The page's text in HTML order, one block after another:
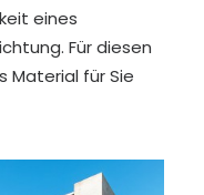
eines
Für diesen
Material für Sie